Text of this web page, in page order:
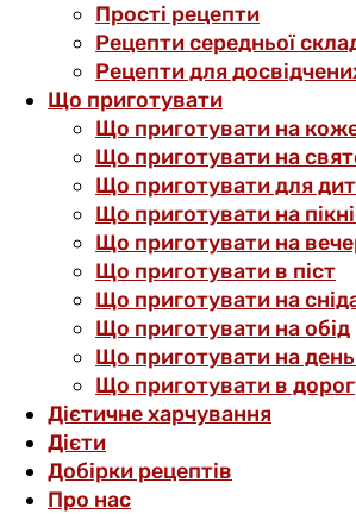
Прості рецепти
Рецепти середньої
Рецепти для
Що приготувати
Що приготувати на
Що приготувати на
Що приготувати для
Що приготувати на
Що приготувати на
Що приготувати в піст
Що приготувати на
Що приготувати на обід
Що приготувати на
Що приготувати в
Дієтичне харчування
Дієти
Добірки рецептів
Про нас